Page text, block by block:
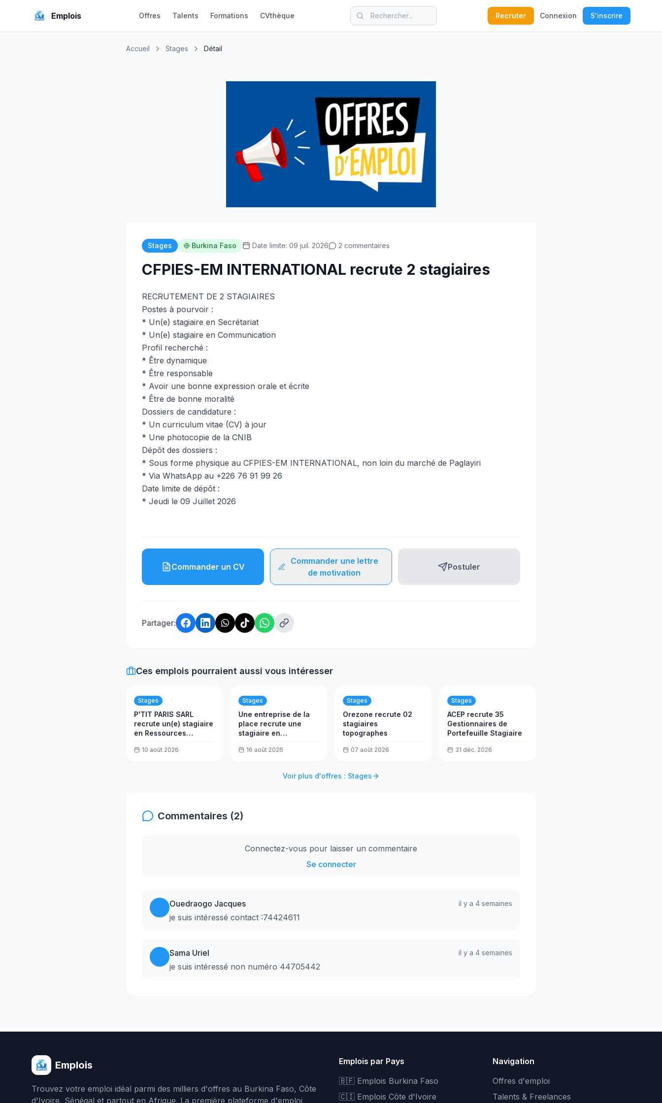
Emplois Offres Talents Formations CVthèque Recruter Connexion S'inscrire
Accueil Stages Détail
Stages Burkina Faso Date limite: 09 juil. 2026 2 commentaires
CFPIES-EM INTERNATIONAL recrute 2 stagiaires
RECRUTEMENT DE 2 STAGIAIRES
Postes à pourvoir :
* Un(e) stagiaire en Secrétariat
* Un(e) stagiaire en Communication
Profil recherché :
* Être dynamique
* Être responsable
* Avoir une bonne expression orale et écrite
* Être de bonne moralité
Dossiers de candidature :
* Un curriculum vitae (CV) à jour
* Une photocopie de la CNIB
Dépôt des dossiers :
* Sous forme physique au CFPIES-EM INTERNATIONAL, non loin du marché de Paglayiri
* Via WhatsApp au +226 76 91 99 26
Date limite de dépôt :
* Jeudi le 09 Juillet 2026
Commander un CV
Commander une lettre
de motivation
Postuler
Partager:
Ces emplois pourraient aussi vous intéresser
Stages
P'TIT PARIS SARL
recrute un(e) stagiaire
en Ressources
10 août 2026
Stages
Une entreprise de la
place recrute une
stagiaire en
16 août 2026
Stages
Orezone recrute 02
stagiaires
topographes
07 août 2026
Stages
ACEP recrute 35
Gestionnaires de
Portefeuille Stagiaire
31 déc. 2026
Voir plus d'offres : Stages
Commentaires (2)
Connectez-vous pour laisser un commentaire
Se connecter
Ouedraogo Jacques il y a 4 semaines
je suis intéressé contact :74424611
Sama Uriel il y a 4 semaines
je suis intéressé non numéro 44705442
Emplois
Trouvez votre emploi idéal parmi des milliers d'offres au Burkina Faso, Côte
d'Ivoire, Sénégal et partout en Afrique. La première plateforme d'emploi
Emplois par Pays
🇧🇫 Emplois Burkina Faso
🇨🇮 Emplois Côte d'Ivoire
Navigation
Offres d'emploi
Talents & Freelances